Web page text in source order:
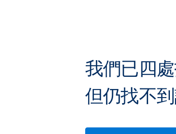
我們已四處
但仍找不到